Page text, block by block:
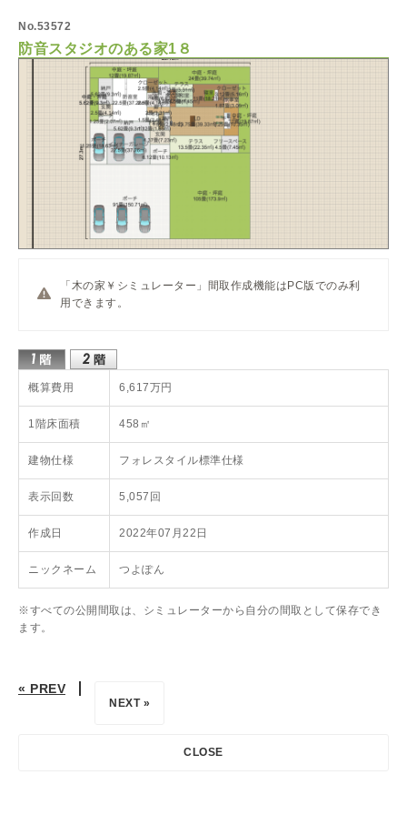
No.53572
防音スタジオのある家1８
「木の家￥シミュレーター」間取作成機能はPC版でのみ利
用できます。
概算費用 6,617万円
1階床面積 458㎡
建物仕様 フォレスタイル標準仕様
表示回数 5,057回
作成日 2022年07月22日
ニックネーム つよぽん
※すべての公開間取は、シミュレーターから自分の間取として保存でき
ます。
« PREV
NEXT »
CLOSE